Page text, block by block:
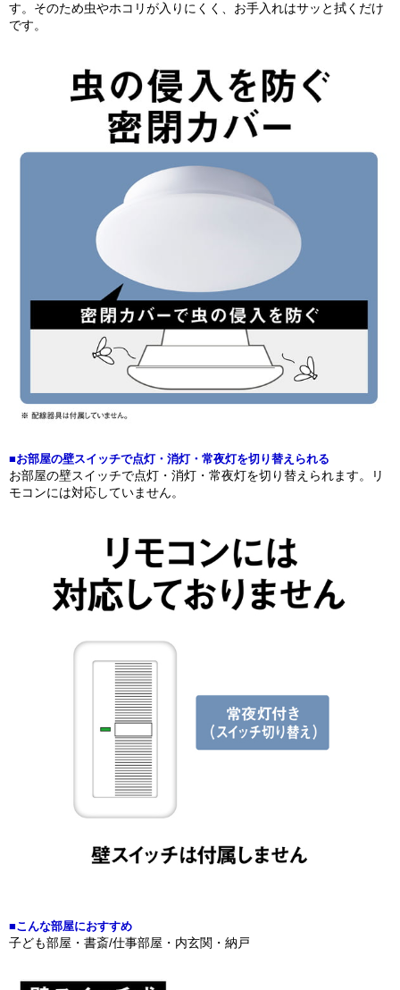
す。そのため虫やホコリが入りにくく、お手入れはサッと拭くだけ
です。
■お部屋の壁スイッチで点灯・消灯・常夜灯を切り替えられる
お部屋の壁スイッチで点灯・消灯・常夜灯を切り替えられます。リ
モコンには対応していません。
■こんな部屋におすすめ
子ども部屋・書斎/仕事部屋・内玄関・納戸